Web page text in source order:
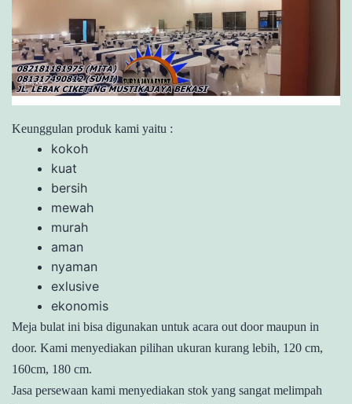
Keunggulan produk kami yaitu :
kokoh
kuat
bersih
mewah
murah
aman
nyaman
exlusive
ekonomis
Meja bulat ini bisa digunakan untuk acara out door maupun in
door. Kami menyediakan pilihan ukuran kurang lebih, 120 cm,
160cm, 180 cm.
Jasa persewaan kami menyediakan stok yang sangat melimpah